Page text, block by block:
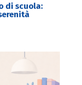
di scuola: